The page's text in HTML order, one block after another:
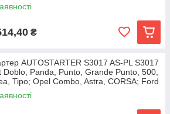
₴
AUTOSTARTER S3017 AS-PL S3017
Doblo, Panda, Punto, Grande Punto, 500,
Tipo; Opel Combo, Astra, CORSA; Ford